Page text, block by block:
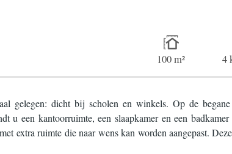
100 m² 4
gelegen: dicht bij scholen en winkels. Op de
u een kantoorruimte, een slaapkamer en een
extra ruimte die naar wens kan worden aangepast.